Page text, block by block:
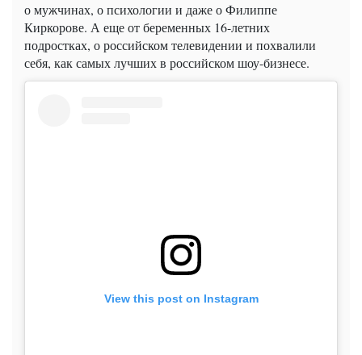
о мужчинах, о психологии и даже о Филиппе
Киркорове. А еще от беременных 16-летних
подростках, о российском телевидении и похвалили
себя, как самых лучших в российском шоу-бизнесе.
View this post on Instagram